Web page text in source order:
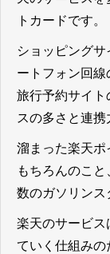
トカードです。
ショッピング
ートフォン回線
旅行予約サイ
スの多さと連携
溜まった楽天ポ
もちろんのこ
数のガソリンス
楽天のサービス
ていく仕組みの